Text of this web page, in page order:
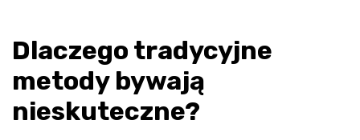
Dlaczego tradycyjne
metody bywają
nieskuteczne?